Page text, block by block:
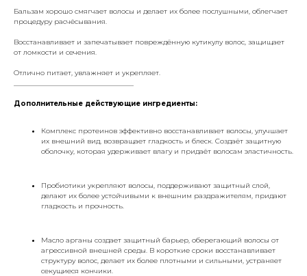
Бальзам хорошо смягчает волосы и делает их более послушными, облегчает
процедуру расчёсывания.
Восстанавливает и запечатывает повреждённую кутикулу волос, защищает
от ломкости и сечения.
Отлично питает, увлажняет и укрепляет.
Дополнительные действующие ингредиенты:
Комплекс протеинов эффективно восстанавливает волосы, улучшает
их внешний вид, возвращает гладкость и блеск. Создаёт защитную
оболочку, которая удерживает влагу и придаёт волосам эластичность.
Пробиотики укрепляют волосы, поддерживают защитный слой,
делают их более устойчивыми к внешним раздражителям, придают
гладкость и прочность.
Масло арганы создает защитный барьер, оберегающий волосы от
агрессивной внешней среды. В короткие сроки восстанавливает
структуру волос, делает их более плотными и сильными, устраняет
секущиеся кончики.